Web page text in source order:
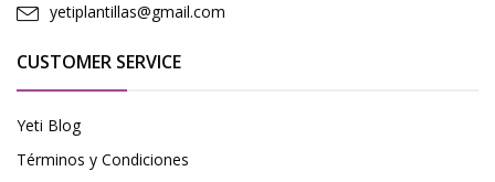
yetiplantillas@gmail.com
CUSTOMER SERVICE
Yeti Blog
Términos y Condiciones